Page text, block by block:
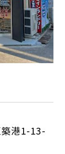
集中
港1-13-